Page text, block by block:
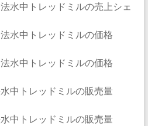
水中トレッドミルの売上シェ
水中トレッドミルの価格
水中トレッドミルの価格
中トレッドミルの販売量
中トレッドミルの販売量